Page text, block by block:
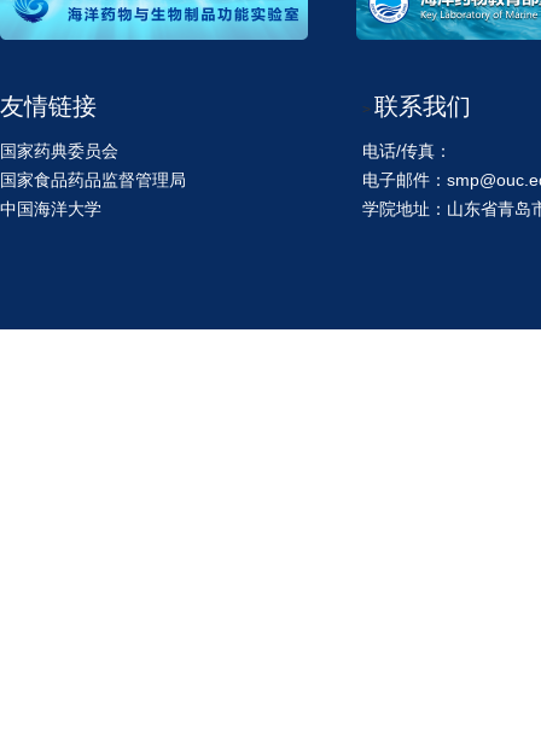
友情链接
国家药典委员会
国家食品药品监督管理局
中国海洋大学
> 联系我们
电话/传真：
电子邮件：
学院地址：山东省青岛